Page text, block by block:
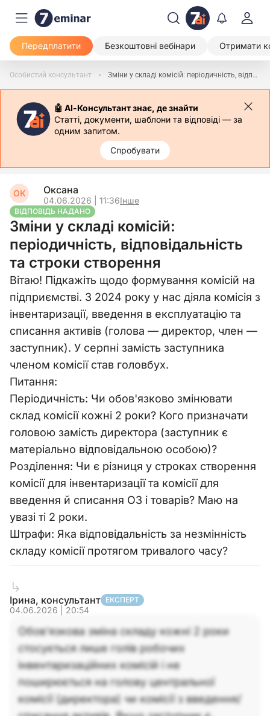
Передплатити Безкоштовні вебінари Отримати
Особистий консультант Зміни у складі комісій: періодичність, відповідальність та строки створення
🤖 АІ-Консультант знає, де знайти
Статті, документи, шаблони та відповіді — за
одним запитом.
Спробувати
ОК Оксана
04.06.2026 | 11:36Інше
ВІДПОВІДЬ НАДАНО
Зміни у складі комісій:
періодичність, відповідальність
та строки створення
Вітаю! Підкажіть щодо формування комісій на
підприємстві. З 2024 року у нас діяла комісія з
інвентаризації, введення в експлуатацію та
списання активів (голова — директор, член —
заступник). У серпні замість заступника
членом комісії став головбух.
Питання:
Періодичність: Чи обов'язково змінювати
склад комісії кожні 2 роки? Кого призначати
головою замість директора (заступник є
матеріально відповідальною особою)?
Розділення: Чи є різниця у строках створення
комісії для інвентаризації та комісії для
введення й списання ОЗ і товарів? Маю на
увазі ті 2 роки.
Штрафи: Яка відповідальність за незмінність
складу комісії протягом тривалого часу?
Ірина, консультант ЕКСПЕРТ
04.06.2026 | 20:54
Обов’язкова зміна складу кожні 2 роки
стосується лише голів робочих
інвентаризаційних комісій і не
поширюється на голову центральної
комісії (директора) чи комісії з введення/